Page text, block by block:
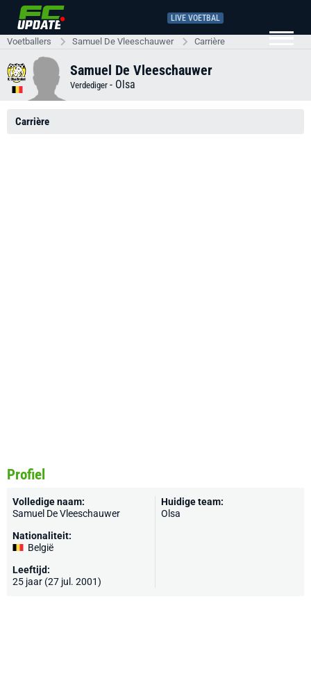
LIVE VOETBAL
Voetballers Samuel De Vleeschauwer Carrière
Samuel De Vleeschauwer
Verdediger - Olsa
Carrière
Profiel
Volledige naam:
Samuel De Vleeschauwer
Nationaliteit:
België
Leeftijd:
25 jaar (27 jul. 2001)
Huidige team:
Olsa